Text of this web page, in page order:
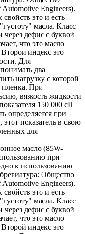
Engineers).
это и есть
масла. Класс
через дефис с буквой
что это масло
индекс это
Для
два
нагрузку с которой
пленка. При
вязкость жидкости
150 000 сП
определяется при
показатель в свою
для
масло (85W-
при
к использованию
Общество
Engineers).
это и есть
масла. Класс
через дефис с буквой
что это масло
индекс это